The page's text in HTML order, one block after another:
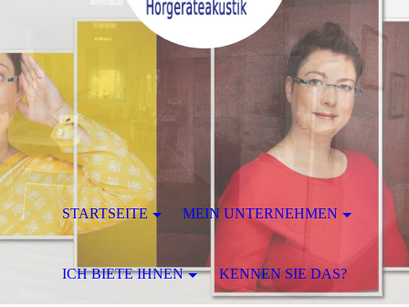
STARTSEITE MEIN UNTERNEHMEN
ICH BIETE IHNEN KENNEN SIE DAS?